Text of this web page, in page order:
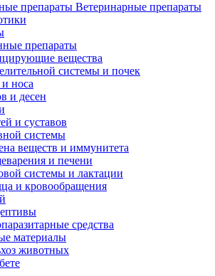
Ветеринарные препараты
препараты
вещества
системы и почек
и носа
и десен
и суставов
системы
веществ и иммунитета
и печени
системы и лактации
и кровообращения
средства
материалы
животных